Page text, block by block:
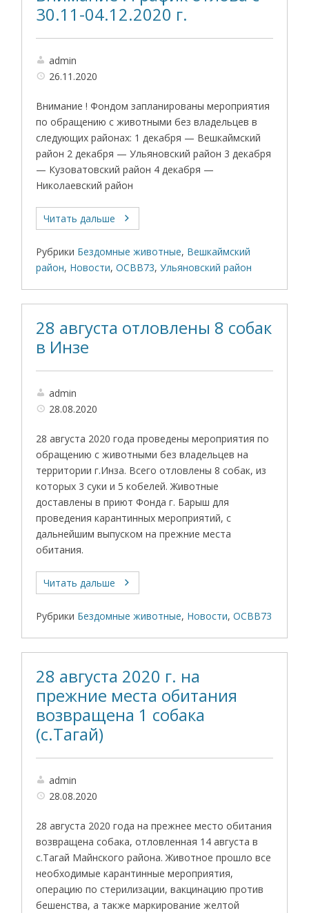
30.11-04.12.2020 г.
admin
26.11.2020
Внимание ! Фондом запланированы мероприятия
по обращению с животными без владельцев в
следующих районах: 1 декабря — Вешкаймский
район 2 декабря — Ульяновский район 3 декабря
— Кузоватовский район 4 декабря —
Николаевский район
Читать дальше
Рубрики Бездомные животные, Вешкаймский
район, Новости,ОСВВ73,Ульяновский район
28 августа отловлены 8 собак
в Инзе
admin
28.08.2020
28 августа 2020 года проведены мероприятия по
обращению с животными без владельцев на
территории г.Инза. Всего отловлены 8 собак, из
которых 3 суки и 5 кобелей. Животные
доставлены в приют Фонда г. Барыш для
проведения карантинных мероприятий, с
дальнейшим выпуском на прежние места
обитания.
Читать дальше
Рубрики Бездомные животные, Новости,ОСВВ73
28 августа 2020 г. на
прежние места обитания
возвращена 1 собака
(с.Тагай)
admin
28.08.2020
28 августа 2020 года на прежнее место обитания
возвращена собака, отловленная 14 августа в
с.Тагай Майнского района. Животное прошло все
необходимые карантинные мероприятия,
операцию по стерилизации, вакцинацию против
бешенства, а также маркирование желтой